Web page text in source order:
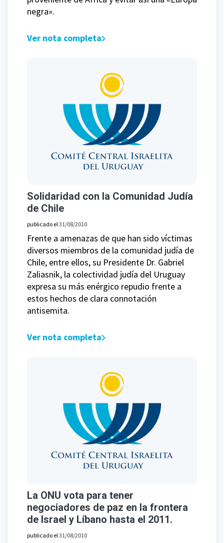
negra».
Ver nota completa
Solidaridad con la Comunidad Judía
de Chile
publicado el31/08/2010
Frente a amenazas de que han sido víctimas
diversos miembros de la comunidad judía de
Chile, entre ellos, su Presidente Dr. Gabriel
Zaliasnik, la colectividad judía del Uruguay
expresa su más enérgico repudio frente a
estos hechos de clara connotación
antisemita.
Ver nota completa
La ONU vota para tener
negociadores de paz en la frontera
de Israel y Líbano hasta el 2011.
publicado el31/08/2010